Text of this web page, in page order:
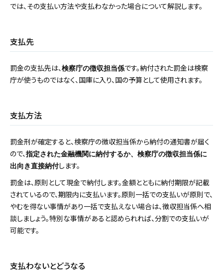
では、その支払い方法や支払わなかった場合について解説します。
支払先
罰金の支払先は、 検察庁の徴収担当係です。納付された罰金は検察
庁が使うものではなく、国庫に入り、国の予算として使用されます。
支払方法
罰金刑が確定すると、検察庁の徴収担当係から納付の通知書が届く
ので、 指定された金融機関に納付するか、検察庁の徴収担当係に
出向き直接納付します。
罰金は、原則として現金で納付します。金額とともに納付期限が記載
されているので、期限内に支払います。原則一括での支払いが原則で、
やむを得ない事情があり一括で支払えない場合は、徴収担当係へ相
談しましょう。特別な事情があると認められれば、分割での支払いが
可能です。
支払わないとどうなる